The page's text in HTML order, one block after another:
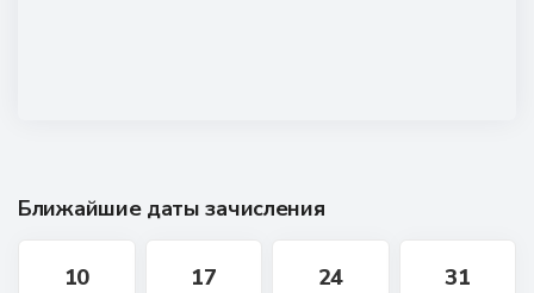
Ближайшие даты зачисления
10 17 24 31